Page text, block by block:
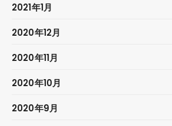
2021年1月
2020年12月
2020年11月
2020年10月
2020年9月